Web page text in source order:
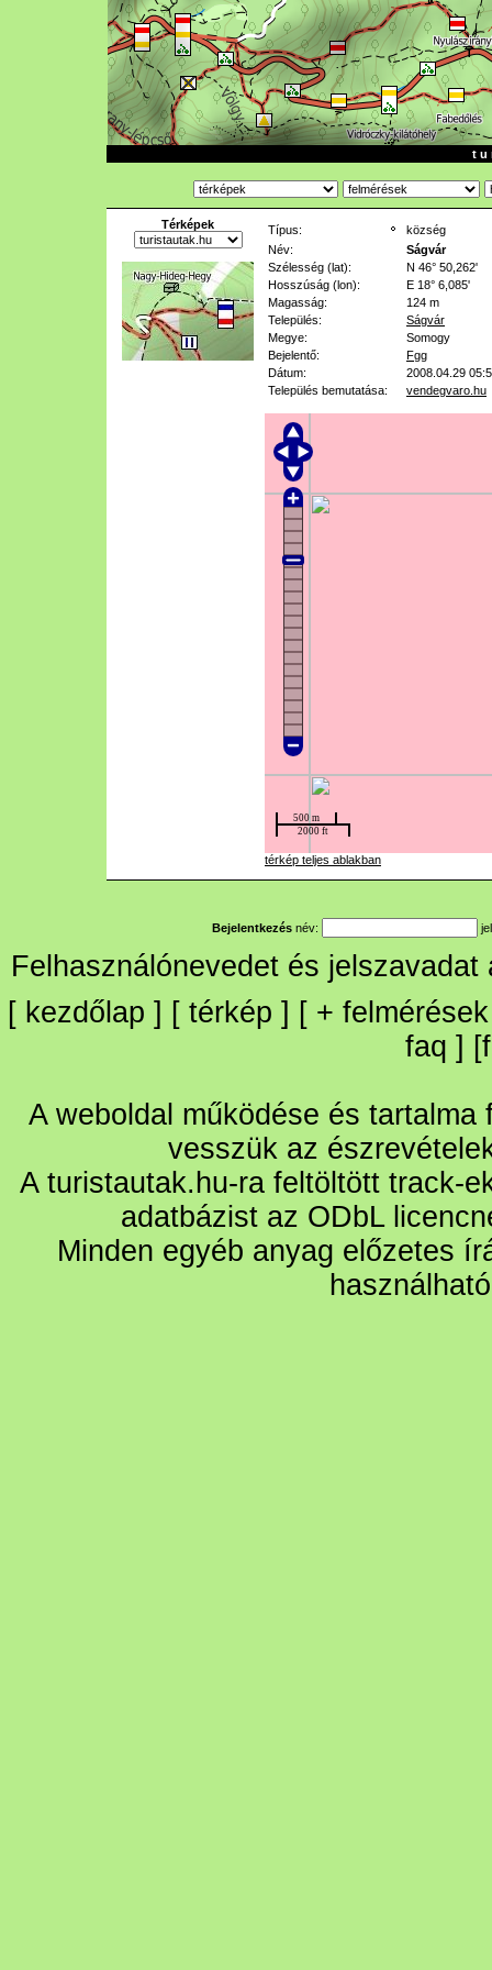
t u
Térképek Típus:
község
Név:
Ságvár
Szélesség (lat):
N 46° 50,262'
Hosszúság (lon):
E 18° 6,085'
Magasság:
124 m
Település:
Ságvár
Megye:
Somogy
Bejelentő:
Fgg
Dátum:
2008.04.29
Település bemutatása:
vendegvaro.hu
térkép teljes ablakban
Bejelentkezés név:
Felhasználónevedet és
[ kezdőlap ] [ térkép ] [ + felmérések
faq ] [
A weboldal működése és
vesszük az
A turistautak.hu-ra feltöltött track-
adatbázist az ODbL
Minden egyéb anyag előzetes